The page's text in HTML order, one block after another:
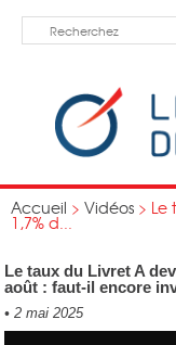
Accueil > Vidéos > Le
1,7% d...
Le taux du Livret A
août : faut-il encore
• 2 mai 2025